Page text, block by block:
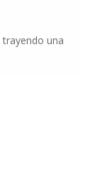
una